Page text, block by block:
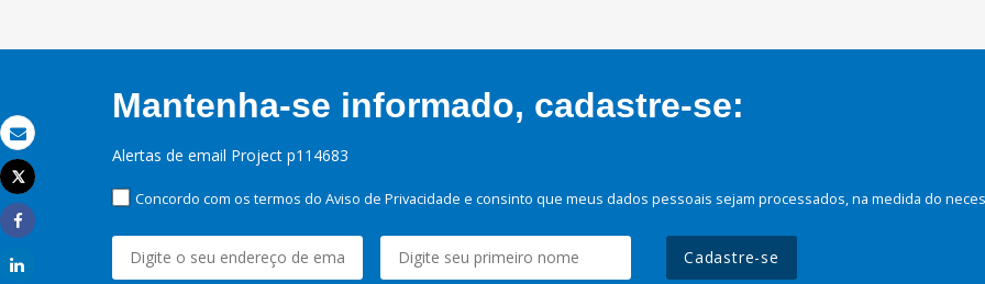
Email
Imprimir
Tweet
Share
Mantenha-se informado, cadastre-se:
Alertas de email Project p114683
Concordo com os termos do Aviso de Privacidade e consinto que meus dados pessoais sejam processados, na medida do
Cadastre-se